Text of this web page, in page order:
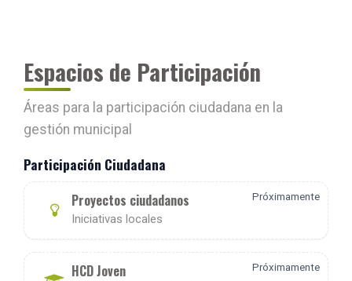
Espacios de Participación
Áreas para la participación ciudadana en la
gestión municipal
Participación Ciudadana
Proyectos ciudadanos
Iniciativas locales
Próximamente
HCD Joven Próximamente